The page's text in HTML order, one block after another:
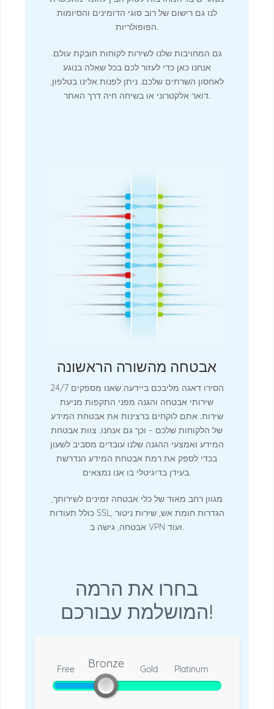
לנו גם רישום של רוב סוגי הדומינים והסיומות
הפופולריות.
גם המחויבות שלנו לשירות לקוחות חובקת עולם.
אנחנו כאן כדי לעזור לכם בכל שאלה בנוגע
לאחסון השרתים שלכם. ניתן לפנות אלינו בטלפון,
דואר אלקטרוני או בשיחה חיה דרך האתר.
אבטחה מהשורה הראשונה
הסירו דאגה מליבכם ביידעה שאנו מספקים 24/7
שירותי אבטחה והגנה מפני התקפות מניעת
שירות. אתם לוקחים ברצינות את אבטחת המידע
של הלקוחות שלכם – וכך גם אנחנו. צוות אבטחת
המידע ואמצעי ההגנה שלנו עובדים מסביב לשעון
בכדי לספק את רמת אבטחת המידע הנדרשת
בעידן בדיגיטלי בו אנו נמצאים.
מגוון רחב מאוד של כלי אבטחה זמינים לשירותך,
כולל תעודות SSL, הגדרות חומת אש, שירות ניטור
אבטחה, גישה ב VPN ועוד.
בחרו את הרמה
המושלמת עבורכם!
Bronze
Free Bronze Gold Platinum